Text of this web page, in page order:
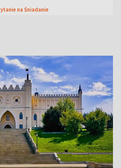
Pytanie na Śniadanie